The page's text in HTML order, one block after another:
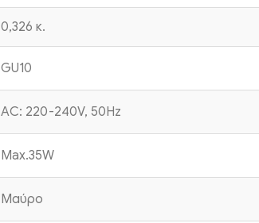
0,326 κ.
GU10
AC: 220-240V, 50Hz
Max.35W
Μαύρο